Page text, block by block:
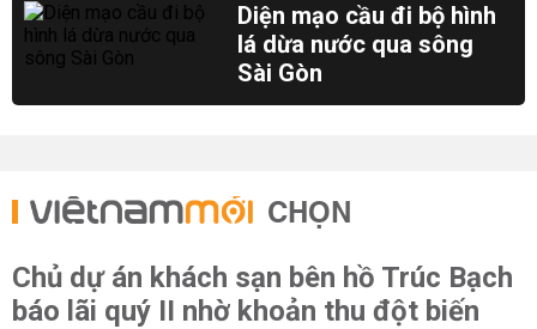
Diện mạo cầu đi bộ hình
lá dừa nước qua sông
Sài Gòn
CHỌN
Chủ dự án khách sạn bên hồ Trúc Bạch
báo lãi quý II nhờ khoản thu đột biến